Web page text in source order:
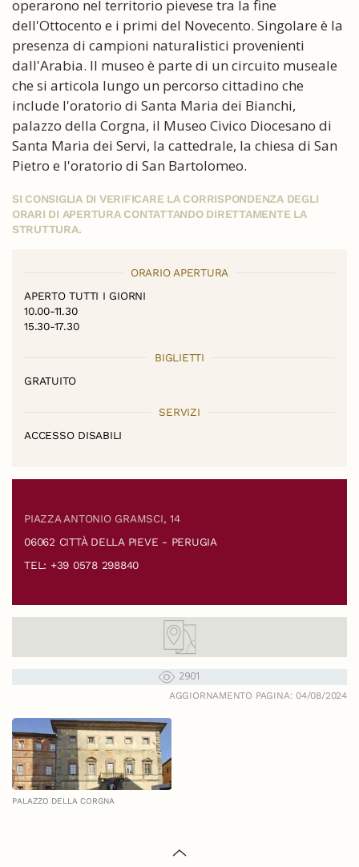
operarono nel territorio pievese tra la fine
dell'Ottocento e i primi del Novecento. Singolare è la
presenza di campioni naturalistici provenienti
dall'Arabia. Il museo è parte di un circuito museale
che si articola lungo un percorso cittadino che
include l'oratorio di Santa Maria dei Bianchi,
palazzo della Corgna, il Museo Civico Diocesano di
Santa Maria dei Servi, la cattedrale, la chiesa di San
Pietro e l'oratorio di San Bartolomeo.
SI CONSIGLIA DI VERIFICARE LA CORRISPONDENZA DEGLI
ORARI DI APERTURA CONTATTANDO DIRETTAMENTE LA
STRUTTURA.
ORARIO APERTURA
APERTO TUTTI I GIORNI
10.00-11.30
15.30-17.30
BIGLIETTI
GRATUITO
SERVIZI
ACCESSO DISABILI
PIAZZA ANTONIO GRAMSCI, 14
06062 CITTÀ DELLA PIEVE - PERUGIA
TEL: +39 0578 298840
2901
AGGIORNAMENTO PAGINA: 04/08/2024
PALAZZO DELLA CORGNA